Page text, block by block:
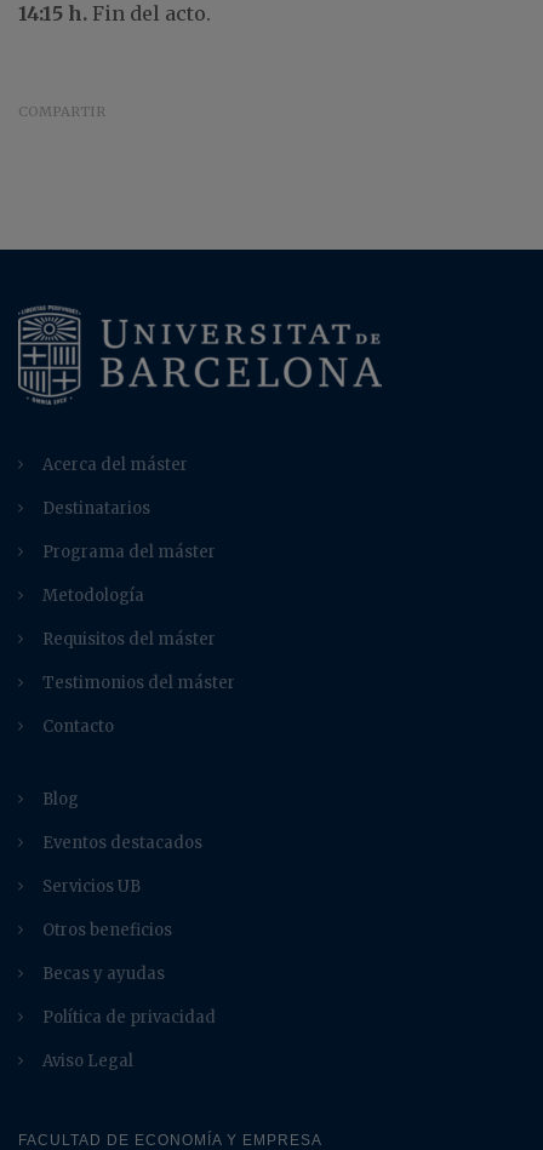
14:15 h. Fin del acto.
COMPARTIR
Acerca del máster
Destinatarios
Programa del máster
Metodología
Requisitos del máster
Testimonios del máster
Contacto
Blog
Eventos destacados
Servicios UB
Otros beneficios
Becas y ayudas
Política de privacidad
Aviso Legal
FACULTAD DE ECONOMÍA Y EMPRESA